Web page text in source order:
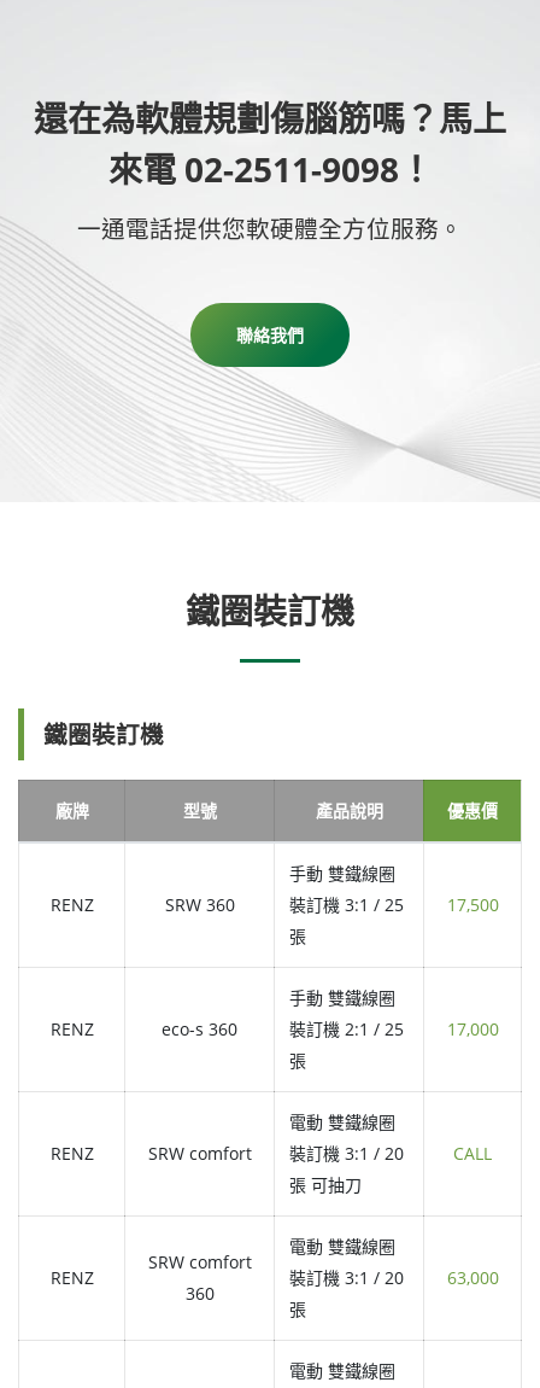
還在為軟體規劃傷腦筋嗎？馬上
來電 02-2511-9098！
一通電話提供您軟硬體全方位服務。
聯絡我們
鐵圈裝訂機
鐵圈裝訂機
廠牌 型號 產品說明 優惠價
RENZ SRW 360
手動 雙鐵線圈
裝訂機 3:1 / 25
張
17,500
RENZ eco-s 360
手動 雙鐵線圈
裝訂機 2:1 / 25
張
17,000
RENZ SRW comfort
電動 雙鐵線圈
裝訂機 3:1 / 20
張 可抽刀
CALL
RENZ
SRW comfort
360
電動 雙鐵線圈
裝訂機 3:1 / 20
張
63,000
電動 雙鐵線圈